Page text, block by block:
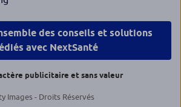
des conseils et solutions
avec NextSanté
publicitaire et sans valeur
Images - Droits Réservés